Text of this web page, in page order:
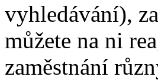
vyhledávání),
můžete na ni
zaměstnání